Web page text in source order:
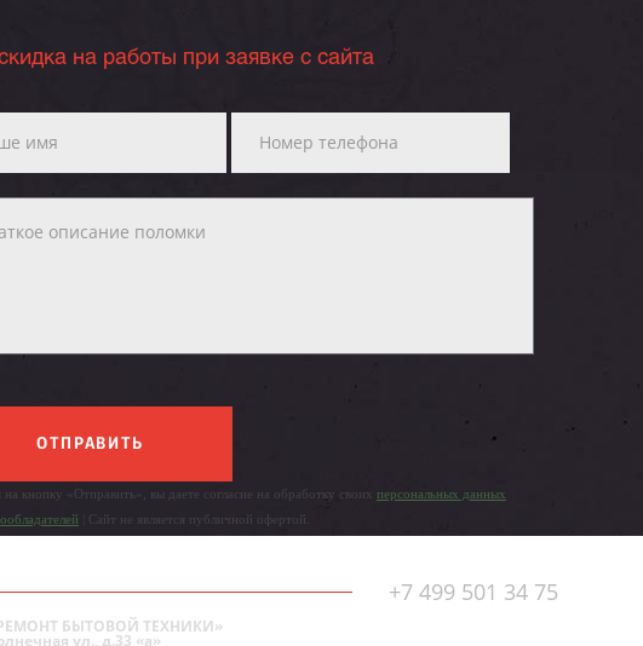
на работы при заявке с сайта
ОТПРАВИТЬ
кнопку «Отправить», вы даете согласие на обработку своих персональных данных
| Сайт не является публичной офертой.
+7 499 501 34 75
БЫТОВОЙ ТЕХНИКИ»
ул., д.33 «а»